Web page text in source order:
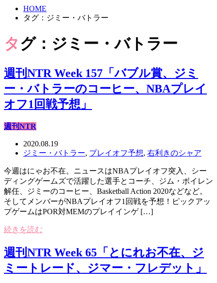
HOME
タグ：ジミー・バトラー
タグ：ジミー・バトラー
週刊NTR Week 157「バブル賞、ジミ
ー・バトラーのコーヒー、NBAプレイ
オフ1回戦予想」
週刊NTR
2020.08.19
ジミー・バトラー, プレイオフ予想, 右利きのシャア
今週はにゃお不在。ニュースはNBAプレイオフ突入、シー
ディングゲームズで活躍した選手とコーチ、ジム・ボイレン
解任、ジミーのコーヒー、Basketball Action 2020などなど。
そしてメンバーがNBAプレイオフ1回戦を予想！ピックアッ
プゲームはPOR対MEMのプレイインゲ […]
続きを読む
週刊NTR Week 65「とにれお不在、ジ
ミートレード、ジマー・フレデット」